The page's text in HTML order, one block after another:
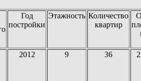
Год
постройки
Этажность Количество
квартир
2012 9 36